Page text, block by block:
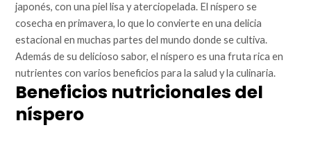
japonés, con una piel lisa y aterciopelada. El níspero se
cosecha en primavera, lo que lo convierte en una delicia
estacional en muchas partes del mundo donde se cultiva.
Además de su delicioso sabor, el níspero es una fruta rica en
nutrientes con varios beneficios para la salud y la culinaria.
Beneficios nutricionales del
níspero